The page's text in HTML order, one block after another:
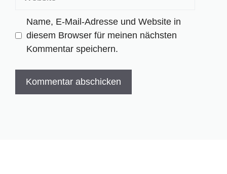
Name, E-Mail-Adresse und Website in
diesem Browser für meinen nächsten
Kommentar speichern.